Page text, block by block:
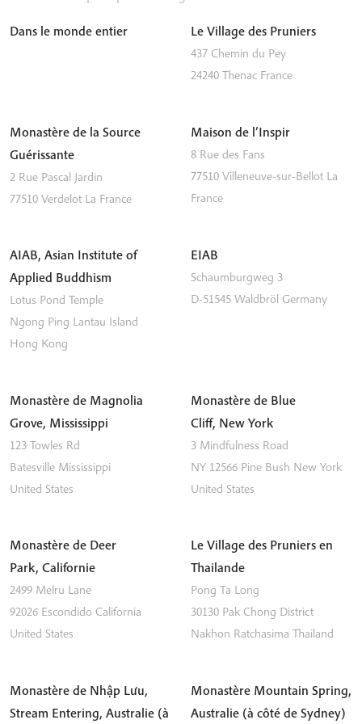
Dans le monde entier Le Village des Pruniers
437 Chemin du Pey
24240 Thenac France
Monastère de la Source
Guérissante
2 Rue Pascal Jardin
77510 Verdelot La France
Maison de l’Inspir
8 Rue des Fans
77510 Villeneuve-sur-Bellot La
France
AIAB, Asian Institute of
Applied Buddhism
Lotus Pond Temple
Ngong Ping Lantau Island
Hong Kong
EIAB
Schaumburgweg 3
D-51545 Waldbröl Germany
Monastère de Magnolia
Grove, Mississippi
123 Towles Rd
Batesville Mississippi
United States
Monastère de Blue
Cliff, New York
3 Mindfulness Road
NY 12566 Pine Bush New York
United States
Monastère de Deer
Park, Californie
2499 Melru Lane
92026 Escondido California
United States
Le Village des Pruniers en
Thailande
Pong Ta Long
30130 Pak Chong District
Nakhon Ratchasima Thailand
Monastère de Nhập Lưu,
Stream Entering, Australie (à
Monastère Mountain Spring,
Australie (à côté de Sydney)